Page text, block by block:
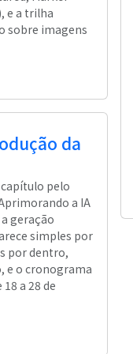
e a trilha
sobre imagens
da
pelo
a IA
geração
simples por
por dentro,
e o cronograma
a 28 de